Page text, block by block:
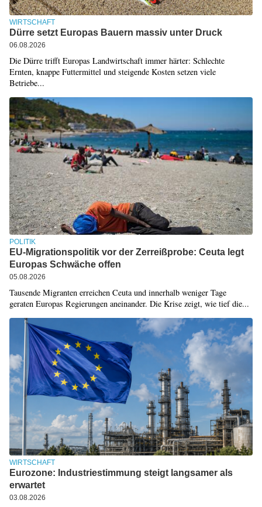
WIRTSCHAFT
Dürre setzt Europas Bauern massiv unter Druck
06.08.2026
Die Dürre trifft Europas Landwirtschaft immer härter: Schlechte
Ernten, knappe Futtermittel und steigende Kosten setzen viele
Betriebe...
POLITIK
EU-Migrationspolitik vor der Zerreißprobe: Ceuta legt
Europas Schwäche offen
05.08.2026
Tausende Migranten erreichen Ceuta und innerhalb weniger Tage
geraten Europas Regierungen aneinander. Die Krise zeigt, wie tief die...
WIRTSCHAFT
Eurozone: Industriestimmung steigt langsamer als
erwartet
03.08.2026